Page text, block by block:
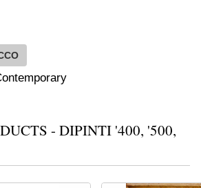
- DIPINTI '400, '500,